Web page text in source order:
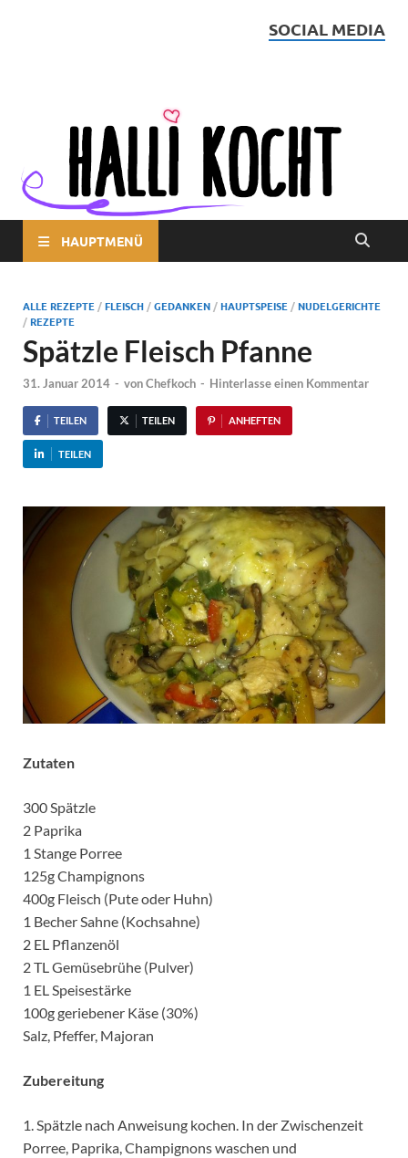
SOCIAL MEDIA
HAUPTMENÜ
ALLE REZEPTE /FLEISCH /GEDANKEN /HAUPTSPEISE /NUDELGERICHTE
/REZEPTE
Spätzle Fleisch Pfanne
31. Januar 2014 - vonChefkoch - Hinterlasse einen Kommentar
TEILEN TEILEN ANHEFTEN
TEILEN
Zutaten
300 Spätzle
2 Paprika
1 Stange Porree
125g Champignons
400g Fleisch (Pute oder Huhn)
1 Becher Sahne (Kochsahne)
2 EL Pflanzenöl
2 TL Gemüsebrühe (Pulver)
1 EL Speisestärke
100g geriebener Käse (30%)
Salz, Pfeffer, Majoran
Zubereitung
1. Spätzle nach Anweisung kochen. In der Zwischenzeit
Porree, Paprika, Champignons waschen und